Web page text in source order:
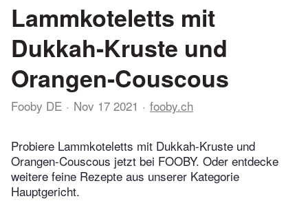
Lammkoteletts mit
Dukkah-Kruste und
Orangen-Couscous
Fooby DE Nov 17 2021 fooby.ch
Probiere Lammkoteletts mit Dukkah-Kruste und
Orangen-Couscous jetzt bei FOOBY. Oder entdecke
weitere feine Rezepte aus unserer Kategorie
Hauptgericht.